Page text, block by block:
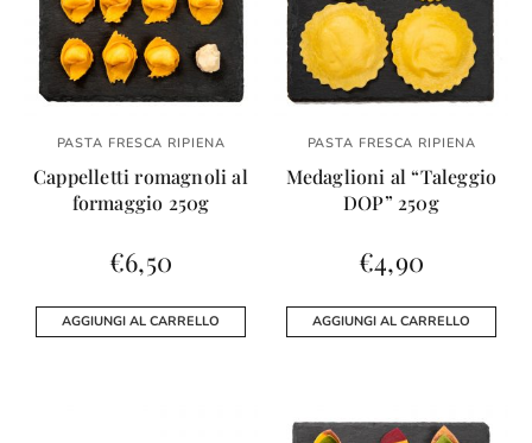
PASTA FRESCA RIPIENA
Cappelletti romagnoli al
formaggio 250g
€6,50
AGGIUNGI AL CARRELLO
PASTA FRESCA RIPIENA
Medaglioni al “Taleggio
DOP” 250g
€4,90
AGGIUNGI AL CARRELLO